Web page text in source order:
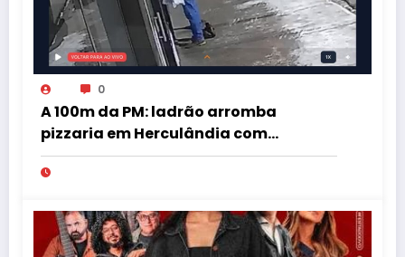
0
A 100m da PM: ladrão arromba
pizzaria em Herculândia com
patinete furtado